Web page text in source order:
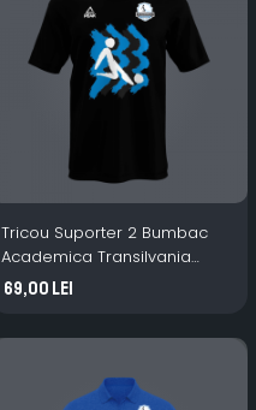
Tricou Suporter 2 Bumbac
Academica Transilvania
negru
69,00 Lei